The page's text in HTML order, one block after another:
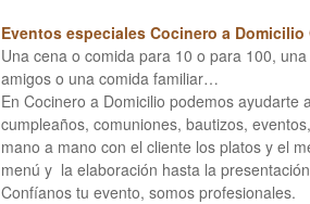
Eventos especiales Cocinero a Domicilio
Una cena o comida para 10 o para 100,
amigos o una comida familiar…
En Cocinero a Domicilio podemos
cumpleaños, comuniones, bautizos,
mano a mano con el cliente los platos y el
menú y la elaboración hasta la
Confíanos tu evento, somos profesionales.